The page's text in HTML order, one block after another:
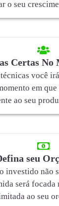
o seu
Certas
você
em
ao seu
seu
investido não
será
ao seu